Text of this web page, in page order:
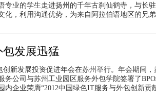
专业的学生走进扬州的千年古刹仙鹤寺，与长
，利用沟通优势，为来自阿拉伯语地区的兄弟
发展迅猛
创新发展投资促进年会在苏州举行。年会期间
公司与苏州工业园区服务外包学院签署了BPO
企业荣膺“2012中国绿色IT服务与外包创新贡